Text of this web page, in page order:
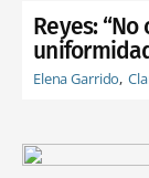
Reyes:
Elena Garrido